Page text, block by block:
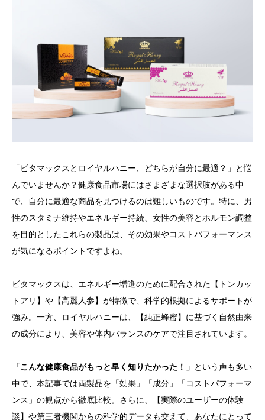
「ビタマックスとロイヤルハニー、どちらが自分に最適？」と悩
んでいませんか？健康食品市場にはさまざまな選択肢がある中
で、自分に最適な商品を見つけるのは難しいものです。特に、男
性のスタミナ維持やエネルギー持続、女性の美容とホルモン調整
を目的としたこれらの製品は、その効果やコストパフォーマンス
が気になるポイントですよね。
ビタマックスは、エネルギー増進のために配合された【トンカッ
トアリ】や【高麗人参】が特徴で、科学的根拠によるサポートが
強み。一方、ロイヤルハニーは、【純正蜂蜜】に基づく自然由来
の成分により、美容や体内バランスのケアで注目されています。
「こんな健康食品がもっと早く知りたかった！」 という声も多い
中で、本記事では両製品を「効果」「成分」「コストパフォーマ
ンス」の観点から徹底比較。さらに、【実際のユーザーの体験
談】や第三者機関からの科学的データも交えて、あなたにとって